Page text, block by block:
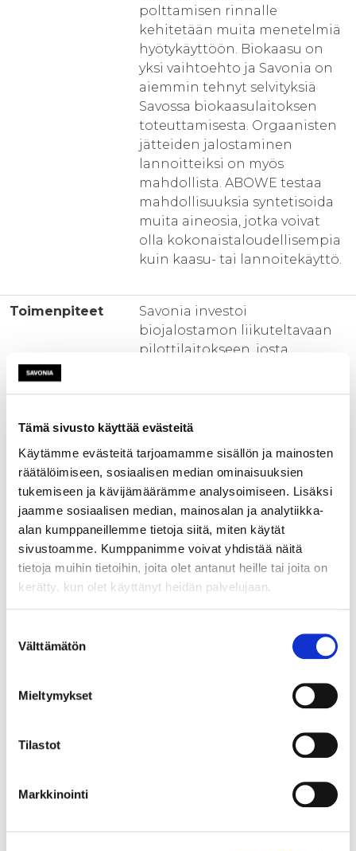
Tämä sivusto käyttää evästeitä
Käytämme evästeitä tarjoamamme sisällön ja mainosten
räätälöimiseen, sosiaalisen median ominaisuuksien
tukemiseen ja kävijämäärämme analysoimiseen. Lisäksi
jaamme sosiaalisen median, mainosalan ja analytiikka-
alan kumppaneillemme tietoja siitä, miten käytät
sivustoamme. Kumppanimme voivat yhdistää näitä
tietoja muihin tietoihin, joita olet antanut heille tai joita on
kerätty, kun olet käyttänyt heidän palvelujaan.
valinta
Välttämätön
Mieltymykset
Tilastot
Markkinointi
polttamisen rinnalle
kehitetään muita menetelmiä
hyötykäyttöön. Biokaasu on
yksi vaihtoehto ja Savonia on
aiemmin tehnyt selvityksiä
Savossa biokaasulaitoksen
toteuttamisesta. Orgaanisten
jätteiden jalostaminen
lannoitteiksi on myös
mahdollista. ABOWE testaa
mahdollisuuksia syntetisoida
muita aineosia, jotka voivat
olla kokonaistaloudellisempia
kuin kaasu- tai lannoitekäyttö.
Toimenpiteet
Savonia investoi
biojalostamon liikuteltavaan
pilottilaitokseen, josta
pilottilaitoksen tekninen
suunnittelu ja rakentaminen
toteutetaan Savonia Tekniikan
toimesta. Pilottilaitosta
testataan Suomessa, Puolassa
ja Ruotsissa erilaisilla jätteillä.
Laitoksen bioprosessissa
käsitellään erilaisia orgaanisia
jätteitä ja tuloksena on mm.
polttoaineita. Prosessissa
syntyy myös kiinteitä aineita,
On toki huomattava, ettei
mittakaavan laitos, joka
Prosessissa syntyvää lientä
jatkokäsittelyyn Ostfalian